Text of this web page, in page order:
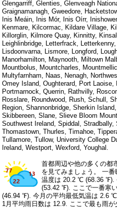
Glengarriff, Glenties, Glenveagh
Graignamanagh, Gweedore,
Inis Meáin, Inis Mór, Inis Oírr,
Kenmare, Kilcormac, Kildare Village,
Killorglin, Kilmore Quay, Kinnitty,
Leighlinbridge, Letterfrack,
Lisdoonvarna, Lismore, Longford,
Manorhamilton, Maynooth, Miltown
Mountbolus, Mountcharles,
Multyfarnham, Naas, Nenagh,
Omey Island, Oughterard, Port Laoise,
Portmarnock, Querrin, Rathvilly,
Rosslare, Roundwood, Rush, Schull,
Region, Shannonbridge, Sherkin
Skibbereen, Slane, Slieve Bloom
Southwest Ireland, Spiddal, Stradbally,
Thomastown, Thurles, Timahoe,
Tullamore, Tullow, University College
Ireland, Westport, Wexford, Youghal.
首都周辺や他の多くの都
を見てみましょう。 一
温度は 20.2 ℃ (68.36 ℉).
(53.42 ℉). ここで一番寒
(46.94 ℉). 今月の平均最低気温は 2.6
1月平均雨日数は 12.9. ここで最も雨